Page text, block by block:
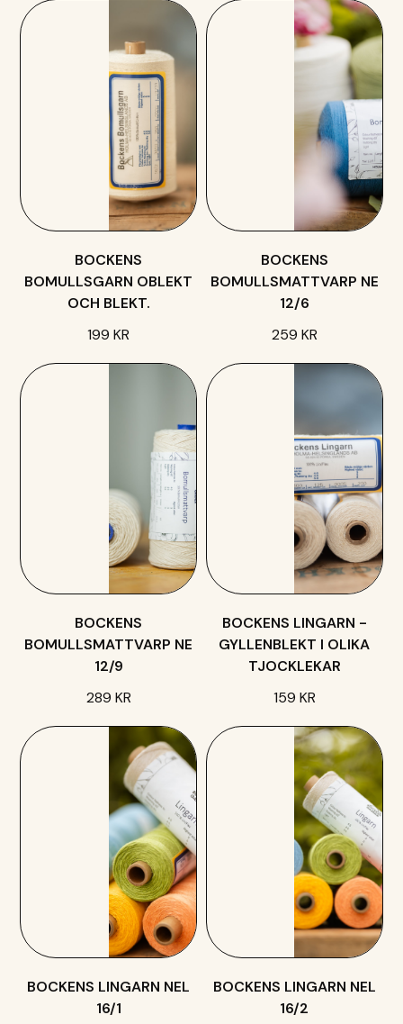
BOCKENS
BOMULLSGARN OBLEKT
OCH BLEKT.
199 KR
BOCKENS
BOMULLSMATTVARP NE
12/6
259 KR
BOCKENS
BOMULLSMATTVARP NE
12/9
289 KR
BOCKENS LINGARN -
GYLLENBLEKT I OLIKA
TJOCKLEKAR
159 KR
BOCKENS LINGARN NEL
16/1
BOCKENS LINGARN NEL
16/2